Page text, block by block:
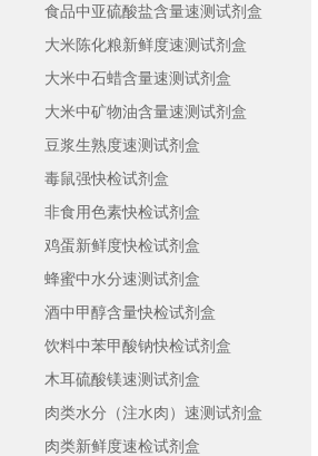
食品中亚硫酸盐含量速测试剂盒
大米陈化粮新鲜度速测试剂盒
大米中石蜡含量速测试剂盒
大米中矿物油含量速测试剂盒
豆浆生熟度速测试剂盒
毒鼠强快检试剂盒
非食用色素快检试剂盒
鸡蛋新鲜度快检试剂盒
蜂蜜中水分速测试剂盒
酒中甲醇含量快检试剂盒
饮料中苯甲酸钠快检试剂盒
木耳硫酸镁速测试剂盒
肉类水分（注水肉）速测试剂盒
肉类新鲜度速检试剂盒